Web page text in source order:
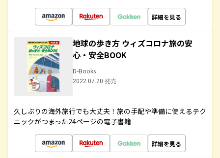
詳細を見る
地球の歩き方 ウィズコロナ旅の安
心・安全BOOK
D-Books
2022.07.20 発売
久しぶりの海外旅行でも大丈夫！旅の手配や準備に使えるテク
ニックがつまった24ページの電子書籍
詳細を見る